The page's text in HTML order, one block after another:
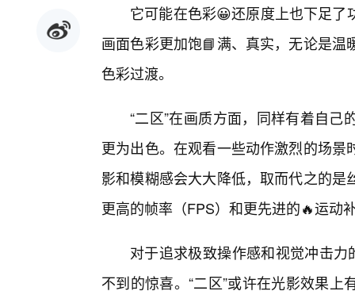
它可能在色彩😀还原度上也下足
画面色彩更加饱📘满、真实，无论是
色彩过渡。
“二区”在画质方面，同样有着自
更为出色。在观看一些动作激烈的场
影和模糊感会大大降低，取而代之的
更高的帧率（FPS）和更先进的🔥运动
对于追求极致操作感和视觉冲击力
不到的惊喜。“二区”或许在光影效果